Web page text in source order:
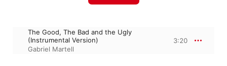
The Good, The Bad and the Ugly
(Instrumental Version)
Gabriel Martell
3:20